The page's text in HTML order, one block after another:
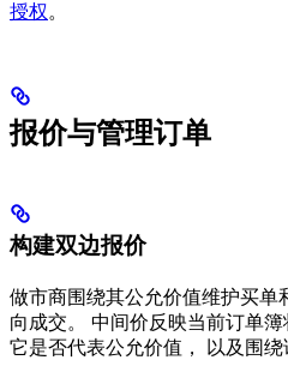
授权。
报价与管理订单
构建双边报价
做市商围绕其公允价值维护买单
向成交。 中间价反映当前订单
它是否代表公允价值， 以及围绕